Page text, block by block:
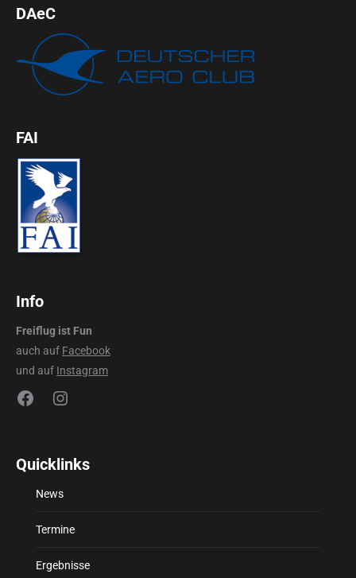
DAeC
FAI
Info
Freiflug ist Fun
auch auf Facebook
und auf Instagram
FacebookInstagram
Quicklinks
News
Termine
Ergebnisse